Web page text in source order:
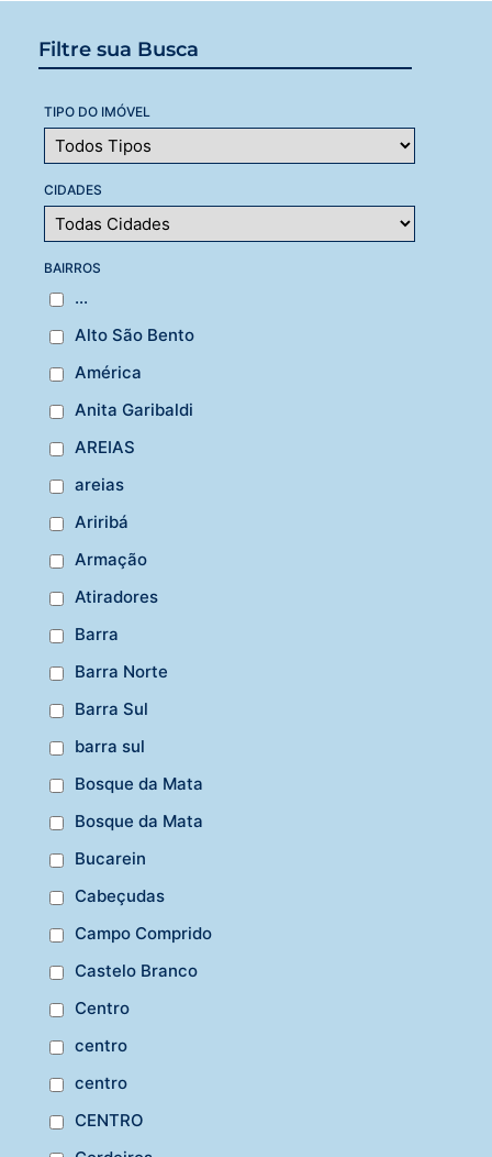
Filtre sua Busca
TIPO DO IMÓVEL
CIDADES
BAIRROS
...
Alto São Bento
América
Anita Garibaldi
AREIAS
areias
Ariribá
Armação
Atiradores
Barra
Barra Norte
Barra Sul
barra sul
Bosque da Mata
Bosque da Mata
Bucarein
Cabeçudas
Campo Comprido
Castelo Branco
Centro
centro
centro
CENTRO